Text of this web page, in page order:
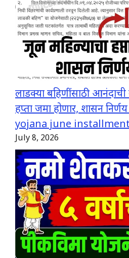
लाडक्या बहिणींसाठी आनंदाची
हप्ता जमा होणार, शासन
yojana june
July 8, 2026